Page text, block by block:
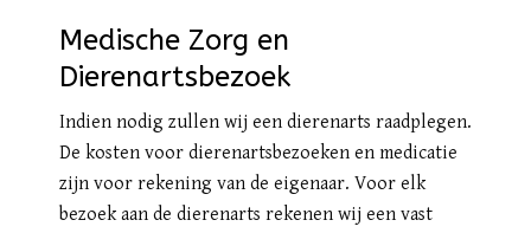
Medische Zorg en
Dierenartsbezoek
Indien nodig zullen wij een dierenarts raadplegen.
De kosten voor dierenartsbezoeken en medicatie
zijn voor rekening van de eigenaar. Voor elk
bezoek aan de dierenarts rekenen wij een vast